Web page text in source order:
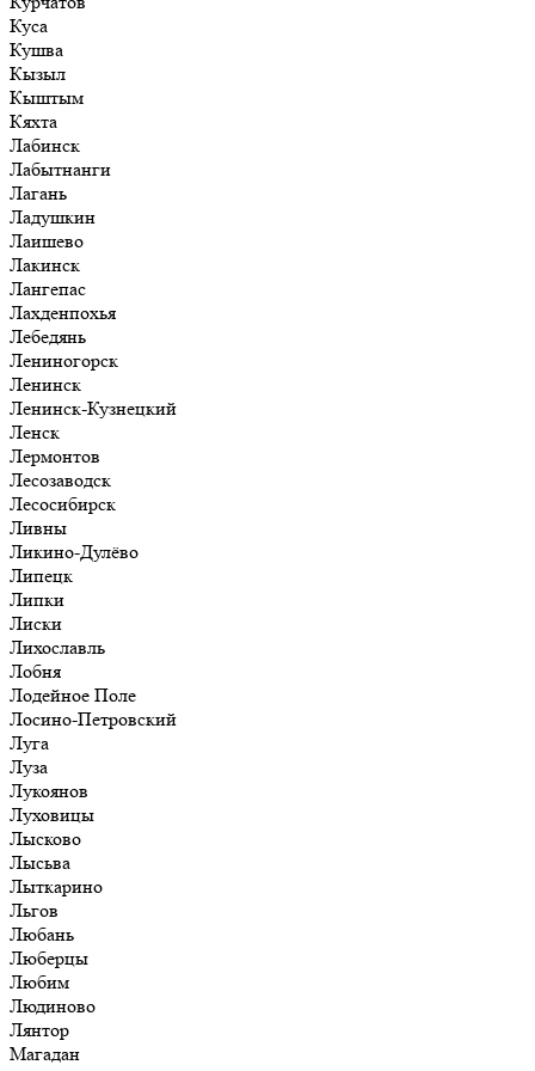
Куса
Кушва
Кызыл
Кыштым
Кяхта
Лабинск
Лабытнанги
Лагань
Ладушкин
Лаишево
Лакинск
Лангепас
Лахденпохья
Лебедянь
Лениногорск
Ленинск
Ленинск-Кузнецкий
Ленск
Лермонтов
Лесозаводск
Лесосибирск
Ливны
Ликино-Дулёво
Липецк
Липки
Лиски
Лихославль
Лобня
Лодейное Поле
Лосино-Петровский
Луга
Луза
Лукоянов
Луховицы
Лысково
Лысьва
Лыткарино
Льгов
Любань
Люберцы
Любим
Людиново
Лянтор
Магадан